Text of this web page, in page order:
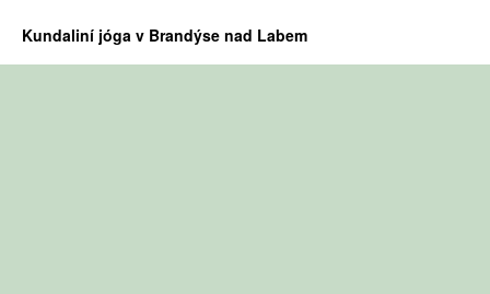
Kundaliní jóga v Brandýse nad Labem